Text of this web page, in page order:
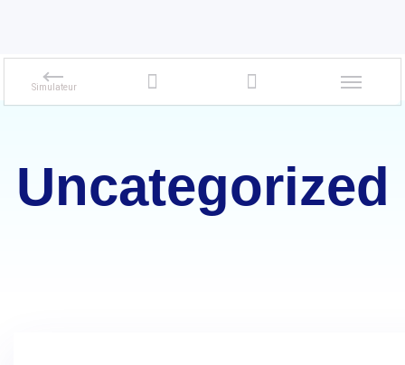
Uncategorized